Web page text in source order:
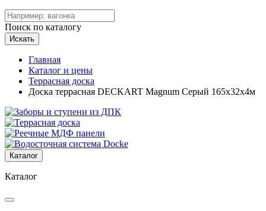
Поиск по каталогу
Искать
Главная
Каталог и цены
Террасная доска
Доска террасная DECKART Magnum Серый 165х32х4м
Каталог
Каталог